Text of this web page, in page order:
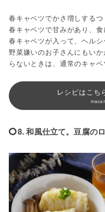
春キャベツでかさ増しする
春キャベツで甘みがあり、
春キャベツが入って、ヘルシ
野菜嫌いのお子さんにもい
らないときは、通常のキャ
レシピはこち
8. 和風仕立て。豆腐の